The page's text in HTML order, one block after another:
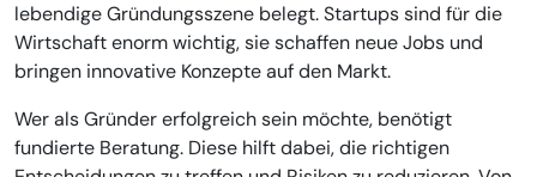
lebendige Gründungsszene belegt. Startups sind für die
Wirtschaft enorm wichtig, sie schaffen neue Jobs und
bringen innovative Konzepte auf den Markt.
Wer als Gründer erfolgreich sein möchte, benötigt
fundierte Beratung. Diese hilft dabei, die richtigen